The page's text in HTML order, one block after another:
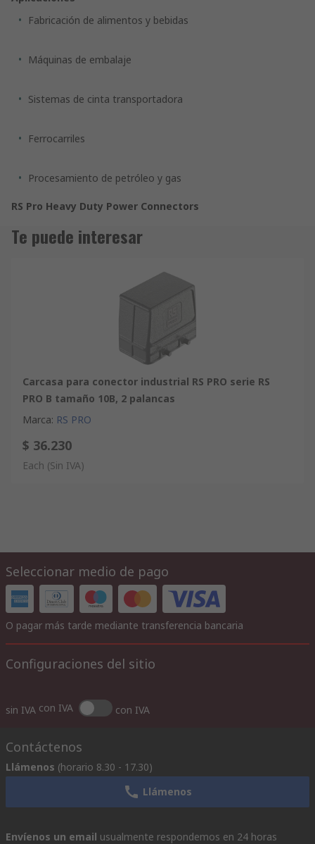
Fabricación de alimentos y bebidas
Máquinas de embalaje
Sistemas de cinta transportadora
Ferrocarriles
Procesamiento de petróleo y gas
RS Pro Heavy Duty Power Connectors
Te puede interesar
Carcasa para conector industrial RS PRO serie RS
PRO B tamaño 10B, 2 palancas
Marca: RS PRO
$ 36.230
Each (Sin IVA)
Seleccionar medio de pago
O pagar más tarde mediante transferencia bancaria
Configuraciones del sitio
sin IVA con IVA con IVA
Contáctenos
Llámenos (horario 8.30 - 17.30)
Llámenos
Envíenos un email usualmente respondemos en 24 horas